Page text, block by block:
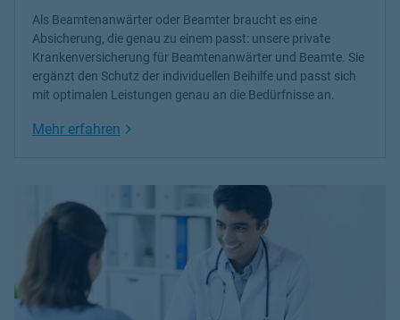
Als Beamtenanwärter oder Beamter braucht es eine
Absicherung, die genau zu einem passt: unsere private
Krankenversicherung für Beamtenanwärter und Beamte. Sie
ergänzt den Schutz der individuellen Beihilfe und passt sich
mit optimalen Leistungen genau an die Bedürfnisse an.
Mehr erfahren Link Opens in New Tab